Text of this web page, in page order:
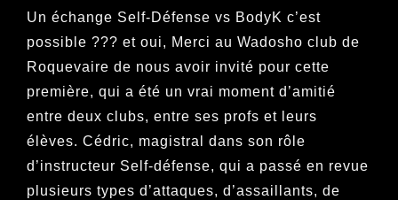
Un échange Self-Défense vs BodyK c’est
possible ??? et oui, Merci au Wadosho club de
Roquevaire de nous avoir invité pour cette
première, qui a été un vrai moment d’amitié
entre deux clubs, entre ses profs et leurs
élèves. Cédric, magistral dans son rôle
d’instructeur Self-défense, qui a passé en revue
plusieurs types d’attaques, d’assaillants, de